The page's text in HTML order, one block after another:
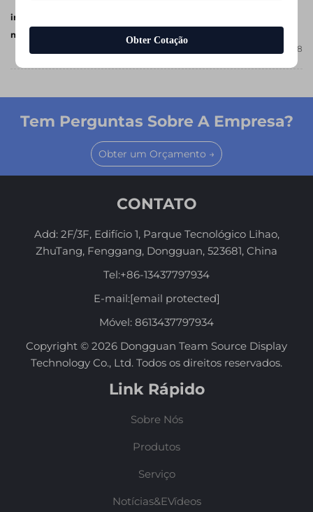
interruptor rotativo com display circular de 1,3 polegadas e
microcontrolador STM32
2025-09-18
Tem Perguntas Sobre A Empresa?
Obter um Orçamento →
CONTATO
Add: 2F/3F, Edifício 1, Parque Tecnológico Lihao,
ZhuTang, Fenggang, Dongguan, 523681, China
Tel:+86-13437797934
E-mail:[email protected]
Móvel: 8613437797934
Copyright © 2026 Dongguan Team Source Display
Technology Co., Ltd. Todos os direitos reservados.
Link Rápido
Sobre Nós
Produtos
Serviço
Notícias&EVídeos
Obter Cotação